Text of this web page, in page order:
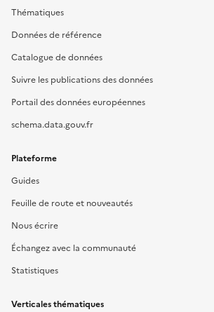
Thématiques
Données de référence
Catalogue de données
Suivre les publications des données
Portail des données européennes
schema.data.gouv.fr
Plateforme
Guides
Feuille de route et nouveautés
Nous écrire
Échangez avec la communauté
Statistiques
Verticales thématiques